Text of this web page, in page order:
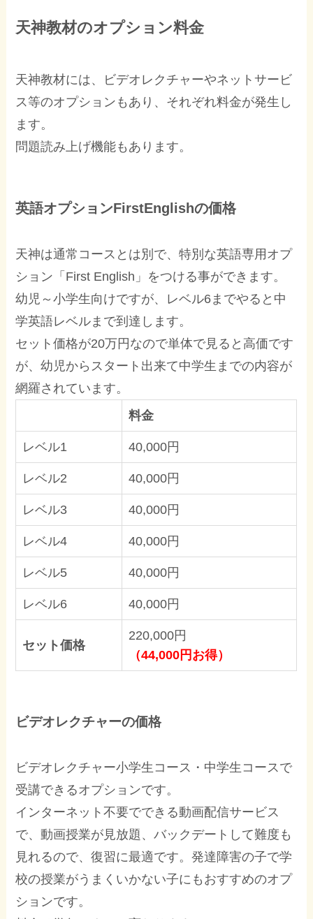
天神教材のオプション料金
天神教材には、ビデオレクチャーやネットサービ
ス等のオプションもあり、それぞれ料金が発生し
ます。
問題読み上げ機能もあります。
英語オプションFirstEnglishの価格
天神は通常コースとは別で、特別な英語専用オプ
ション「First English」をつける事ができます。
幼児～小学生向けですが、レベル6までやると中
学英語レベルまで到達します。
セット価格が20万円なので単体で見ると高価です
が、幼児からスタート出来て中学生までの内容が
網羅されています。
料金
レベル1 40,000円
レベル2 40,000円
レベル3 40,000円
レベル4 40,000円
レベル5 40,000円
レベル6 40,000円
セット価格
220,000円
（44,000円お得）
ビデオレクチャーの価格
ビデオレクチャー小学生コース・中学生コースで
受講できるオプションです。
インターネット不要でできる動画配信サービス
で、動画授業が見放題、バックデートして難度も
見れるので、復習に最適です。発達障害の子で学
校の授業がうまくいかない子にもおすすめのオプ
ションです。